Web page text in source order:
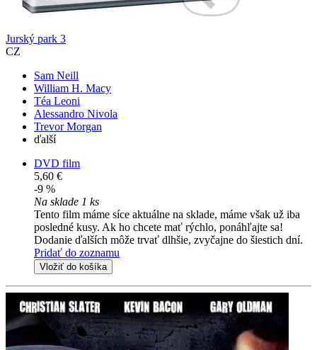
Jurský park 3
CZ
Sam Neill
William H. Macy
Téa Leoni
Alessandro Nivola
Trevor Morgan
ďalší
DVD film
5,60 €
-9 %
Na sklade 1 ks
Tento film máme síce aktuálne na sklade, máme však už iba
posledné kusy. Ak ho chcete mať rýchlo, ponáhľajte sa!
Dodanie ďalších môže trvať dlhšie, zvyčajne do šiestich dní.
Pridať do zoznamu
Vložiť do košíka